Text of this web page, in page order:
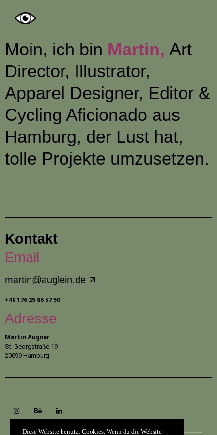
Moin, ich bin Martin, Art
Director, Illustrator,
Apparel Designer, Editor &
Cycling Aficionado aus
Hamburg, der Lust hat,
tolle Projekte umzusetzen.
Kontakt
Email
martin@auglein.de
+49 176 25 86 57 50‬
Adresse
Martin Augner
St. Georgstraße 19
20099 Hamburg
Diese Website benutzt Cookies. Wenn du die Website